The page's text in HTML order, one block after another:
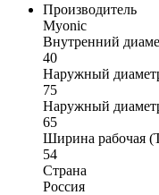
Производитель
Myonic
Внутренний
40
Наружный
75
Наружный
65
Ширина рабочая
54
Страна
Россия